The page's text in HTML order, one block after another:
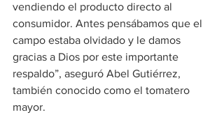
vendiendo el producto directo al
consumidor. Antes pensábamos que el
campo estaba olvidado y le damos
gracias a Dios por este importante
respaldo”, aseguró Abel Gutiérrez,
también conocido como el tomatero
mayor.